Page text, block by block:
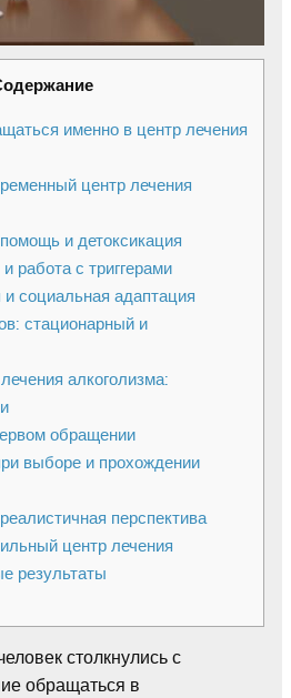
именно в центр лечения
центр лечения
и детоксикация
работа с триггерами
социальная адаптация
стационарный и
алкоголизма:
обращении
выборе и прохождении
перспектива
центр лечения
результаты
столкнулись с
обращаться в